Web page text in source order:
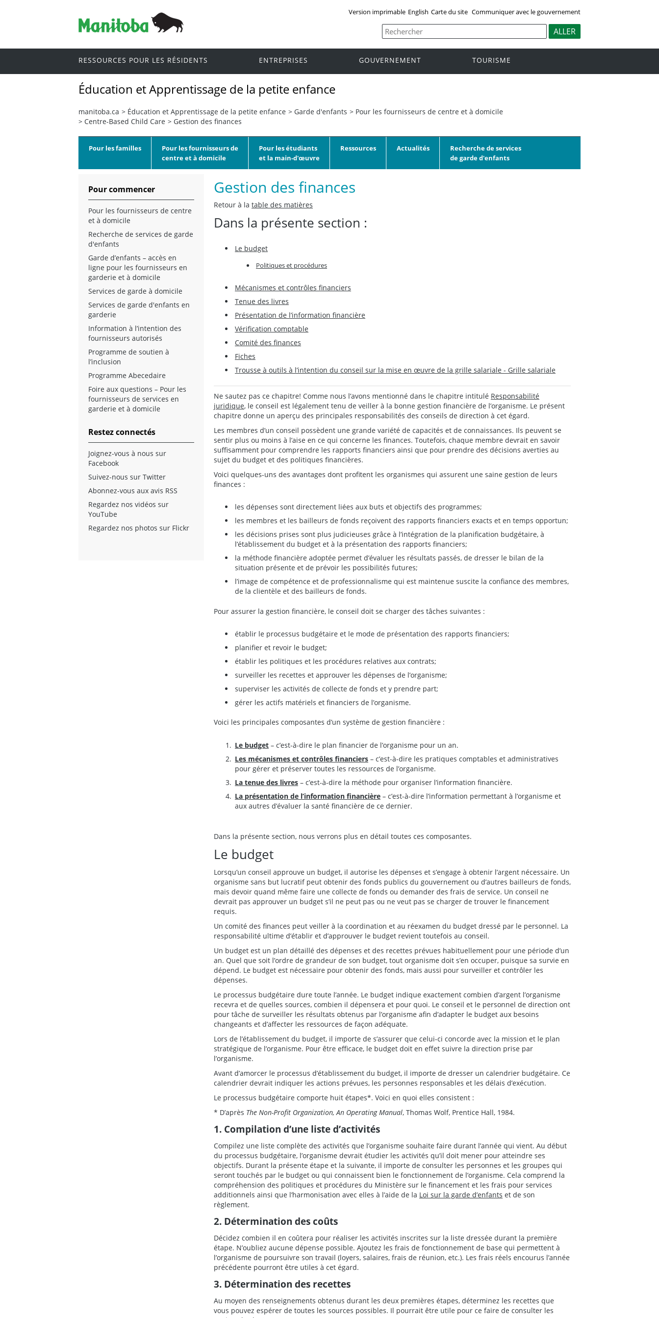
Version imprimable English Carte du site Communiquer avec le gouvernement
RESSOURCES POUR LES RÉSIDENTS ENTREPRISES GOUVERNEMENT TOURISME
Éducation et Apprentissage de la petite enfance
manitoba.ca > Éducation et Apprentissage de la petite enfance > Garde d'enfants > Pour les fournisseurs de centre et à domicile
> Centre-Based Child Care > Gestion des finances
Pour les familles
Pour les fournisseurs de
centre et à domicile
Pour les étudiants
et la main-d'œuvre
Ressources Actualités
Recherche de services
de garde d'enfants
Gestion des finances
Retour à la table des matières
Dans la présente section :
Le budget
Politiques et procédures
Mécanismes et contrôles financiers
Tenue des livres
Présentation de l’information financière
Vérification comptable
Comité des finances
Fiches
Trousse à outils à l’intention du conseil sur la mise en œuvre de la grille salariale - Grille salariale
Ne sautez pas ce chapitre! Comme nous l’avons mentionné dans le chapitre intitulé Responsabilité
juridique, le conseil est légalement tenu de veiller à la bonne gestion financière de l’organisme. Le présent
chapitre donne un aperçu des principales responsabilités des conseils de direction à cet égard.
Les membres d’un conseil possèdent une grande variété de capacités et de connaissances. Ils peuvent se
sentir plus ou moins à l’aise en ce qui concerne les finances. Toutefois, chaque membre devrait en savoir
suffisamment pour comprendre les rapports financiers ainsi que pour prendre des décisions averties au
sujet du budget et des politiques financières.
Voici quelques-uns des avantages dont profitent les organismes qui assurent une saine gestion de leurs
finances :
les dépenses sont directement liées aux buts et objectifs des programmes;
les membres et les bailleurs de fonds reçoivent des rapports financiers exacts et en temps opportun;
les décisions prises sont plus judicieuses grâce à l’intégration de la planification budgétaire, à
l’établissement du budget et à la présentation des rapports financiers;
la méthode financière adoptée permet d’évaluer les résultats passés, de dresser le bilan de la
situation présente et de prévoir les possibilités futures;
l’image de compétence et de professionnalisme qui est maintenue suscite la confiance des membres,
de la clientèle et des bailleurs de fonds.
Pour assurer la gestion financière, le conseil doit se charger des tâches suivantes :
établir le processus budgétaire et le mode de présentation des rapports financiers;
planifier et revoir le budget;
établir les politiques et les procédures relatives aux contrats;
surveiller les recettes et approuver les dépenses de l’organisme;
superviser les activités de collecte de fonds et y prendre part;
gérer les actifs matériels et financiers de l’organisme.
Voici les principales composantes d’un système de gestion financière :
Le budget – c’est-à-dire le plan financier de l’organisme pour un an.
Les mécanismes et contrôles financiers – c’est-à-dire les pratiques comptables et administratives
pour gérer et préserver toutes les ressources de l’organisme.
La tenue des livres – c’est-à-dire la méthode pour organiser l’information financière.
La présentation de l’information financière – c’est-à-dire l’information permettant à l’organisme et
aux autres d’évaluer la santé financière de ce dernier.
Dans la présente section, nous verrons plus en détail toutes ces composantes.
Le budget
Lorsqu’un conseil approuve un budget, il autorise les dépenses et s’engage à obtenir l’argent nécessaire. Un
organisme sans but lucratif peut obtenir des fonds publics du gouvernement ou d’autres bailleurs de fonds,
mais devoir quand même faire une collecte de fonds ou demander des frais de service. Un conseil ne
devrait pas approuver un budget s’il ne peut pas ou ne veut pas se charger de trouver le financement
requis.
Un comité des finances peut veiller à la coordination et au réexamen du budget dressé par le personnel. La
responsabilité ultime d’établir et d’approuver le budget revient toutefois au conseil.
Un budget est un plan détaillé des dépenses et des recettes prévues habituellement pour une période d’un
an. Quel que soit l’ordre de grandeur de son budget, tout organisme doit s’en occuper, puisque sa survie en
dépend. Le budget est nécessaire pour obtenir des fonds, mais aussi pour surveiller et contrôler les
dépenses.
Le processus budgétaire dure toute l’année. Le budget indique exactement combien d’argent l’organisme
recevra et de quelles sources, combien il dépensera et pour quoi. Le conseil et le personnel de direction ont
pour tâche de surveiller les résultats obtenus par l’organisme afin d’adapter le budget aux besoins
changeants et d’affecter les ressources de façon adéquate.
Lors de l’établissement du budget, il importe de s’assurer que celui-ci concorde avec la mission et le plan
stratégique de l’organisme. Pour être efficace, le budget doit en effet suivre la direction prise par
l’organisme.
Avant d’amorcer le processus d’établissement du budget, il importe de dresser un calendrier budgétaire. Ce
calendrier devrait indiquer les actions prévues, les personnes responsables et les délais d’exécution.
Le processus budgétaire comporte huit étapes*. Voici en quoi elles consistent :
* D’après The Non-Profit Organization, An Operating Manual, Thomas Wolf, Prentice Hall, 1984.
1. Compilation d’une liste d’activités
Compilez une liste complète des activités que l’organisme souhaite faire durant l’année qui vient. Au début
du processus budgétaire, l’organisme devrait étudier les activités qu’il doit mener pour atteindre ses
objectifs. Durant la présente étape et la suivante, il importe de consulter les personnes et les groupes qui
seront touchés par le budget ou qui connaissent bien le fonctionnement de l’organisme. Cela comprend la
compréhension des politiques et procédures du Ministère sur le financement et les frais pour services
additionnels ainsi que l’harmonisation avec elles à l’aide de la Loi sur la garde d’enfants et de son
règlement.
2. Détermination des coûts
Décidez combien il en coûtera pour réaliser les activités inscrites sur la liste dressée durant la première
étape. N’oubliez aucune dépense possible. Ajoutez les frais de fonctionnement de base qui permettent à
l’organisme de poursuivre son travail (loyers, salaires, frais de réunion, etc.). Les frais réels encourus l’année
précédente pourront être utiles à cet égard.
3. Détermination des recettes
Au moyen des renseignements obtenus durant les deux premières étapes, déterminez les recettes que
vous pouvez espérer de toutes les sources possibles. Il pourrait être utile pour ce faire de consulter les
Pour commencer
Pour les fournisseurs de centre
et à domicile
Recherche de services de garde
d'enfants
Garde d’enfants – accès en
ligne pour les fournisseurs en
garderie et à domicile
Services de garde à domicile
Services de garde d'enfants en
garderie
Information à l’intention des
fournisseurs autorisés
Programme de soutien à
l’inclusion
Programme Abecedaire
Foire aux questions – Pour les
fournisseurs de services en
garderie et à domicile
Restez connectés
Joignez-vous à nous sur
Facebook
Suivez-nous sur Twitter
Abonnez-vous aux avis RSS
Regardez nos vidéos sur
YouTube
Regardez nos photos sur Flickr